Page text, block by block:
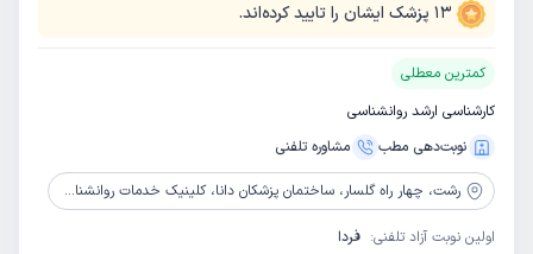
13 پزشک ایشان را تایید کرده‌اند.
کمترین معطلی
کارشناسی ارشد روانشناسی
نوبت‌دهی مطب
مشاوره‌ تلفنی
رشت، چهار راه گلسار، ساختمان پزشکان دانا، کلینیک خدمات روانشناختی جویا، طبقه10، واحد 108
اولین نوبت آزاد تلفنی: فردا